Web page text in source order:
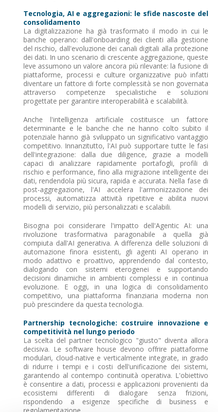
Tecnologia, AI e aggregazioni: le sfide nascoste del
consolidamento
La digitalizzazione ha già trasformato il modo in cui le
banche operano: dall'onboarding dei clienti alla gestione
del rischio, dall'evoluzione dei canali digitali alla protezione
dei dati. In uno scenario di crescente aggregazione, queste
leve assumono un valore ancora più rilevante: la fusione di
piattaforme, processi e culture organizzative può infatti
diventare un fattore di forte complessità se non governata
attraverso competenze specialistiche e soluzioni
progettate per garantire interoperabilità e scalabilità.
Anche l'intelligenza artificiale costituisce un fattore
determinante e le banche che ne hanno colto subito il
potenziale hanno già sviluppato un significativo vantaggio
competitivo. Innanzitutto, l'AI può supportare tutte le fasi
dell'integrazione: dalla due diligence, grazie a modelli
capaci di analizzare rapidamente portafogli, profili di
rischio e performance, fino alla migrazione intelligente dei
dati, rendendola più sicura, rapida e accurata. Nella fase di
post-aggregazione, l'AI accelera l'armonizzazione dei
processi, automatizza attività ripetitive e abilita nuovi
modelli di servizio, più personalizzati e scalabili.
Bisogna poi considerare l'impatto dell'Agentic AI: una
rivoluzione trasformativa paragonabile a quella già
compiuta dall'AI generativa. A differenza delle soluzioni di
automazione finora esistenti, gli agenti AI operano in
modo adattivo e proattivo, apprendendo dal contesto,
dialogando con sistemi eterogenei e supportando
decisioni dinamiche in ambienti complessi e in continua
evoluzione. E oggi, in una logica di consolidamento
competitivo, una piattaforma finanziaria moderna non
può prescindere da questa tecnologia.
Partnership tecnologiche: costruire innovazione e
competitività nel lungo periodo
La scelta del partner tecnologico "giusto" diventa allora
decisiva. Le software house devono offrire piattaforme
modulari, cloud-native e verticalmente integrate, in grado
di ridurre i tempi e i costi dell'unificazione dei sistemi,
garantendo al contempo continuità operativa. L'obiettivo
è consentire a dati, processi e applicazioni provenienti da
ecosistemi differenti di dialogare senza frizioni,
rispondendo a esigenze specifiche di business e
regolamentazione.